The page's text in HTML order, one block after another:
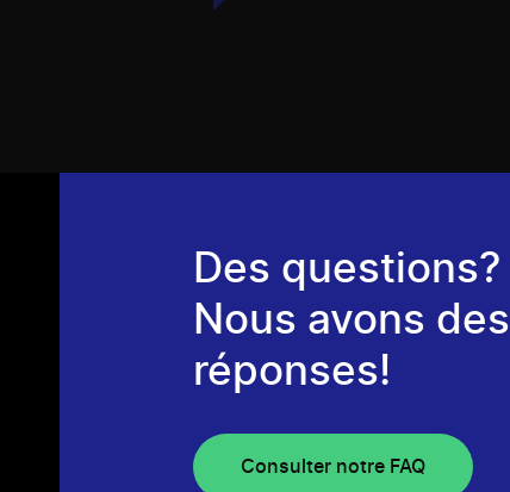
Des questions?
Nous avons des
réponses!
Consulter notre FAQ